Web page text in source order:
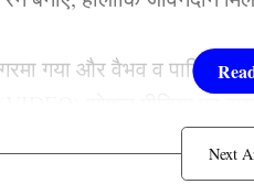
गरमा गया और वैभव व
Cup: आपस में